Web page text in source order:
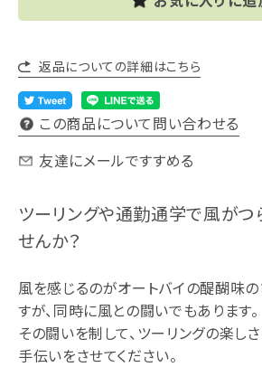
返品についての詳細はこちら
この商品について問い合わせる
友達にメールですすめる
ツーリングや通勤通学で風がつ
せんか？
風を感じるのがオートバイの醍醐味
すが、同時に風との闘いでもあります。
その闘いを制して、ツーリングの楽し
手伝いをさせてください。